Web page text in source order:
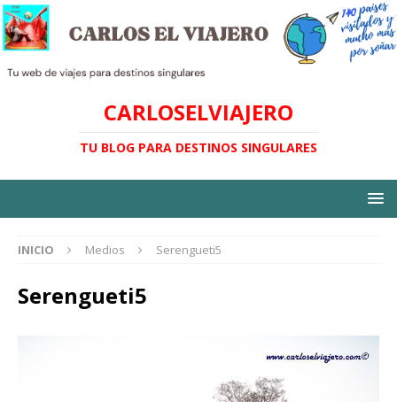
CARLOSELVIAJERO
TU BLOG PARA DESTINOS SINGULARES
INICIO Medios Serengueti5
Serengueti5